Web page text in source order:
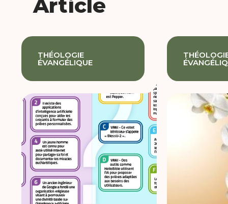
Article
THÉOLOGIE
ÉVANGÉLIQUE